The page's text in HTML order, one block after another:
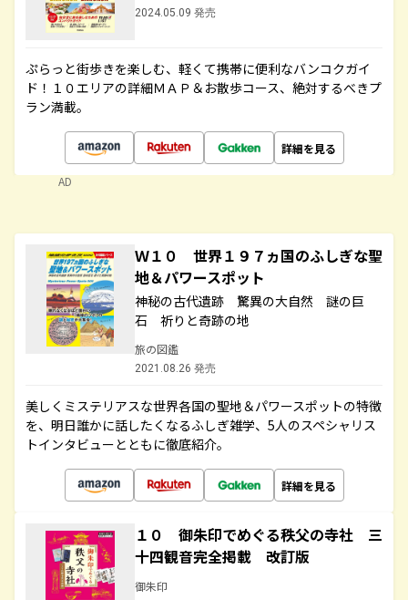
2024.05.09 発売
ぷらっと街歩きを楽しむ、軽くて携帯に便利なバンコクガイ
ド！１０エリアの詳細ＭＡＰ＆お散歩コース、絶対するべきプ
ラン満載。
詳細を見る
AD
Ｗ１０ 世界１９７ヵ国のふしぎな聖
地＆パワースポット
神秘の古代遺跡 驚異の大自然 謎の巨
石 祈りと奇跡の地
旅の図鑑
2021.08.26 発売
美しくミステリアスな世界各国の聖地＆パワースポットの特徴
を、明日誰かに話したくなるふしぎ雑学、5人のスペシャリス
トインタビューとともに徹底紹介。
詳細を見る
１０ 御朱印でめぐる秩父の寺社 三
十四観音完全掲載 改訂版
御朱印